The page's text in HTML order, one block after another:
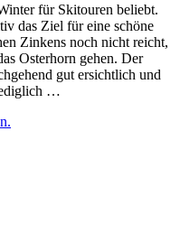
für Skitouren beliebt.
das Ziel für eine schöne
Zinkens noch nicht reicht,
Osterhorn gehen. Der
gut ersichtlich und
…